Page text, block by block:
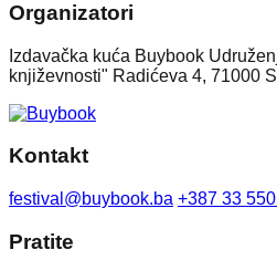
Organizatori
Izdavačka kuća Buybook
književnosti" Radićeva 4, 71000
Kontakt
festival@buybook.ba +387 33
Pratite